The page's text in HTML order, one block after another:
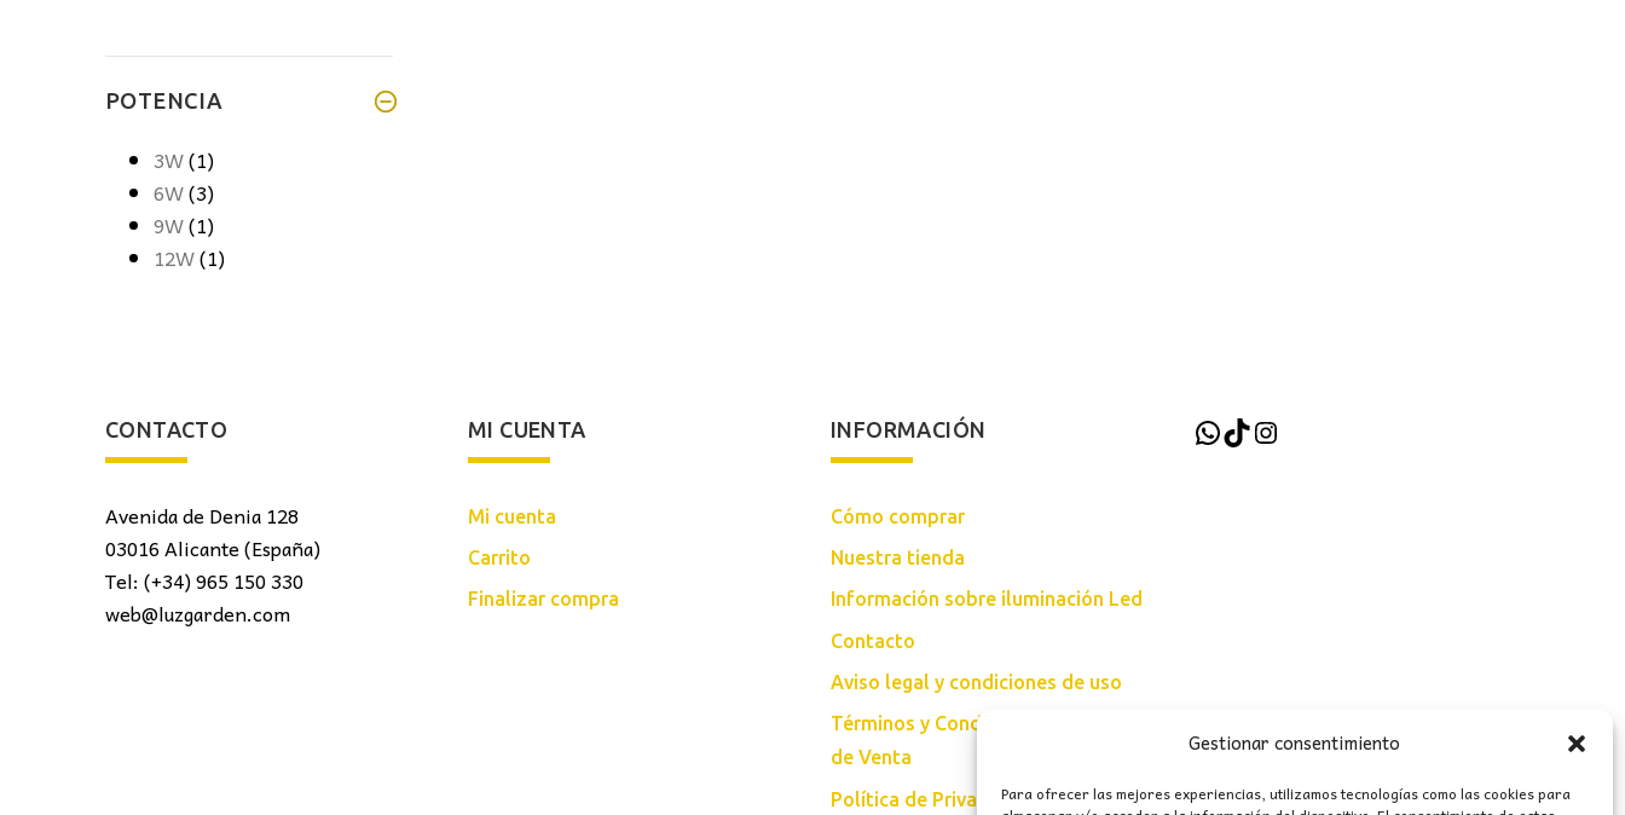
Gestionar consentimiento
Para ofrecer las mejores experiencias, utilizamos tecnologías como las cookies para
POTENCIA
3W(1)
6W(3)
9W(1)
12W(1)
CONTACTO
Avenida de Denia 128
03016 Alicante (España)
Tel: (+34) 965 150 330
web@luzgarden.com
MI CUENTA
Mi cuenta
Carrito
Finalizar compra
INFORMACIÓN
Cómo comprar
Nuestra tienda
Información sobre iluminación Led
Contacto
Aviso legal y condiciones de uso
Términos y Condiciones Generales
de Venta
Política de Privacidad
WhatsApp
TikTokInstagram